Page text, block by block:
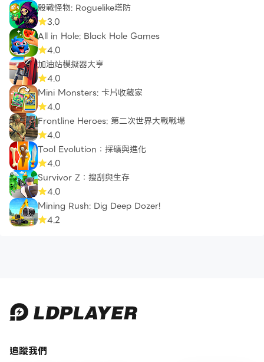
骰戰怪物: Roguelike塔防
3.0
All in Hole: Black Hole Games
4.0
加油站模擬器大亨
4.0
Mini Monsters: 卡片收藏家
4.0
Frontline Heroes: 第二次世界大戰戰場
4.0
Tool Evolution：採礦與進化
4.0
Survivor Z：搜刮與生存
4.0
Mining Rush: Dig Deep Dozer!
4.2
追蹤我們